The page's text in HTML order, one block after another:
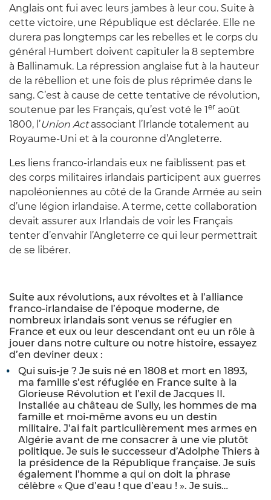
Anglais ont fui avec leurs jambes à leur cou. Suite à
cette victoire, une République est déclarée. Elle ne
durera pas longtemps car les rebelles et le corps du
général Humbert doivent capituler la 8 septembre
à Ballinamuk. La répression anglaise fut à la hauteur
de la rébellion et une fois de plus réprimée dans le
sang. C’est à cause de cette tentative de révolution,
soutenue par les Français, qu’est voté le 1er août
1800, l’Union Actassociant l’Irlande totalement au
Royaume-Uni et à la couronne d’Angleterre.
Les liens franco-irlandais eux ne faiblissent pas et
des corps militaires irlandais participent aux guerres
napoléoniennes au côté de la Grande Armée au sein
d’une légion irlandaise. A terme, cette collaboration
devait assurer aux Irlandais de voir les Français
tenter d’envahir l’Angleterre ce qui leur permettrait
de se libérer.
Suite aux révolutions, aux révoltes et à l’alliance
franco-irlandaise de l’époque moderne, de
nombreux irlandais sont venus se réfugier en
France et eux ou leur descendant ont eu un rôle à
jouer dans notre culture ou notre histoire, essayez
d’en deviner deux :
Qui suis-je ? Je suis né en 1808 et mort en 1893,
ma famille s’est réfugiée en France suite à la
Glorieuse Révolution et l’exil de Jacques II.
Installée au château de Sully, les hommes de ma
famille et moi-même avons eu un destin
militaire. J’ai fait particulièrement mes armes en
Algérie avant de me consacrer à une vie plutôt
politique. Je suis le successeur d’Adolphe Thiers à
la présidence de la République française. Je suis
également l’homme a qui on doit la phrase
célèbre « Que d’eau ! que d’eau ! ». Je suis…